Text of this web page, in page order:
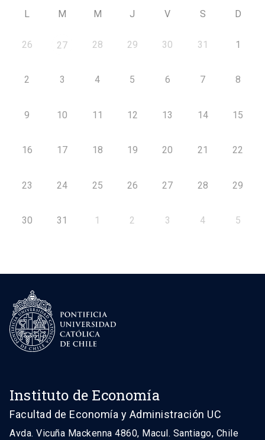
L M M J V S D
26 27 28 29 30 31 1
2 3 4 5 6 7 8
9 10 11 12 13 14 15
16 17 18 19 20 21 22
23 24 25 26 27 28 29
30 31 1 2 3 4 5
Instituto de Economía
Facultad de Economía y Administración UC
Avda. Vicuña Mackenna 4860, Macul. Santiago, Chile